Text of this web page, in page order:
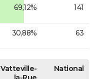
69,12% 141
30,88% 63
Vatteville-
National